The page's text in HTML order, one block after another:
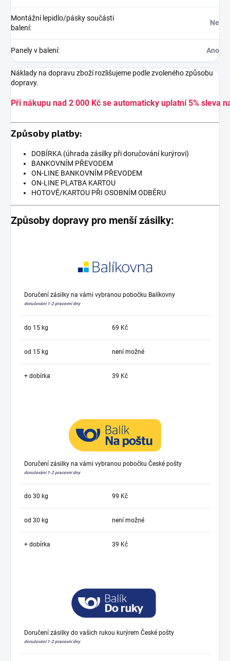
Montážní lepidlo/pásky součásti
balení:
Ne
Panely v balení: Ano
Náklady na dopravu zboží rozlišujeme podle zvoleného způsobu
dopravy.
Při nákupu nad 2 000 Kč se automaticky uplatní 5% sleva
Způsoby platby:
DOBÍRKA (úhrada zásilky při doručování kurýrovi)
BANKOVNÍM PŘEVODEM
ON-LINE BANKOVNÍM PŘEVODEM
ON-LINE PLATBA KARTOU
HOTOVĚ/KARTOU PŘI OSOBNÍM ODBĚRU
Způsoby dopravy pro menší zásilky:
Doručení zásilky na vámi vybranou pobočku Balíkovny
doručování 1-2 pracovní dny
do 15 kg 69 Kč
od 15 kg není možné
+ dobírka 39 Kč
Doručení zásilky na vámi vybranou pobočku České pošty
doručování 1-2 pracovní dny
do 30 kg 99 Kč
od 30 kg není možné
+ dobírka 39 Kč
Doručení zásilky do vašich rukou kurýrem České pošty
doručování 1-2 pracovní dny